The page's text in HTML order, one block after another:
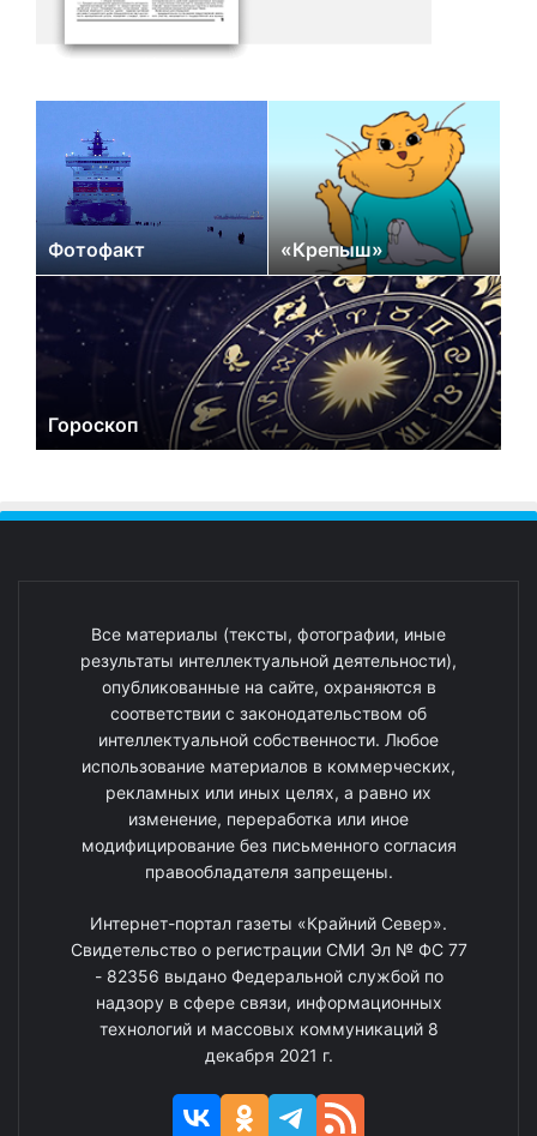
Фотофакт «Крепыш»
Гороскоп
Все материалы (тексты, фотографии, иные
результаты интеллектуальной деятельности),
опубликованные на сайте, охраняются в
соответствии с законодательством об
интеллектуальной собственности. Любое
использование материалов в коммерческих,
рекламных или иных целях, а равно их
изменение, переработка или иное
модифицирование без письменного согласия
правообладателя запрещены.
Интернет-портал газеты «Крайний Север».
Свидетельство о регистрации СМИ Эл № ФС 77
- 82356 выдано Федеральной службой по
надзору в сфере связи, информационных
технологий и массовых коммуникаций 8
декабря 2021 г.